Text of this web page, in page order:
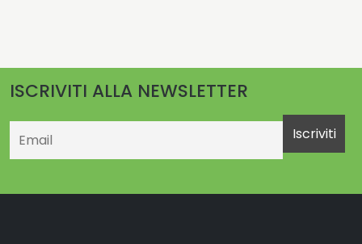
ISCRIVITI ALLA NEWSLETTER